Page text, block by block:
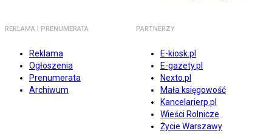
REKLAMA I PRENUMERATA
Reklama
Ogłoszenia
Prenumerata
Archiwum
PARTNERZY
E-kiosk.pl
E-gazety.pl
Nexto.pl
Mała księgowość
Kancelarierp.pl
Wieści Rolnicze
Życie Warszawy